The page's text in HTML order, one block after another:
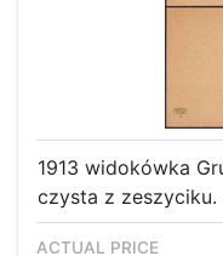
1913 widokówka
czysta z zeszyciku.